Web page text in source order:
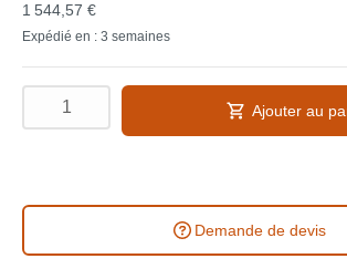
1 544,57 €
Expédié en : 3 semaines
Ajouter au
Demande de devis